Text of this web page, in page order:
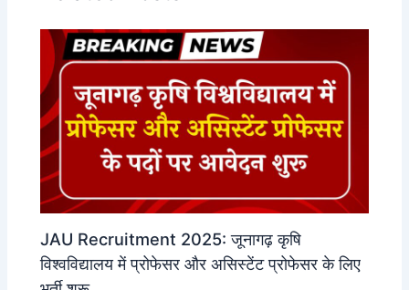
JAU Recruitment 2025: जूनागढ़ कृषि
विश्वविद्यालय में प्रोफेसर और असिस्टेंट प्रोफेसर के लिए